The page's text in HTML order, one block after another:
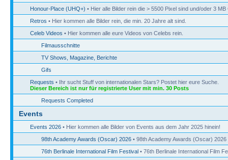
Honour-Place (UHQ+) • Hier alle Bilder rein die > 5500 Pixel sind und/oder 3
Retros • Hier kommen alle Bilder rein, die min. 20 Jahre alt sind.
Celeb Videos • Hier kommen alle eure Videos von Celebs rein.
Filmausschnitte
TV Shows, Magazine, Berichte
Gifs
Requests • Ihr sucht Stuff von internationalen Stars? Postet hier eure Suche.
Dieser Bereich ist nur für registrierte User mit min. 30 Posts
Requests Completed
Events
Events 2026 • Hier kommen alle Bilder von Events aus dem Jahr 2025 hinein!
98th Academy Awards (Oscar) 2026 • 98th Academy Awards (Oscar) 2026
76th Berlinale International Film Festival • 76th Berlinale International Film